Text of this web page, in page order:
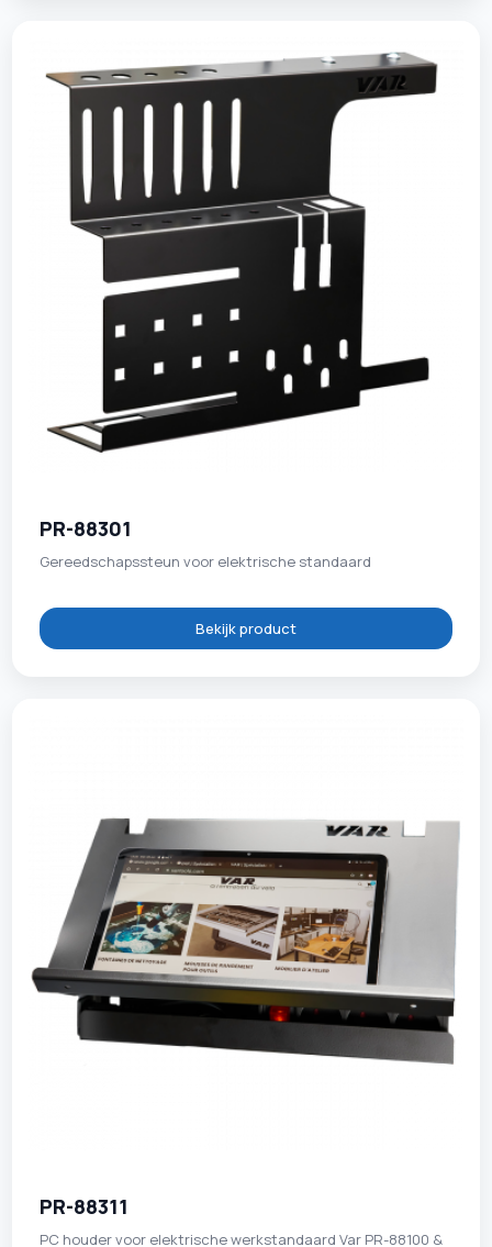
PR-88301
Gereedschapssteun voor elektrische standaard
Bekijk product
PR-88311
PC houder voor elektrische werkstandaard Var PR-88100 &